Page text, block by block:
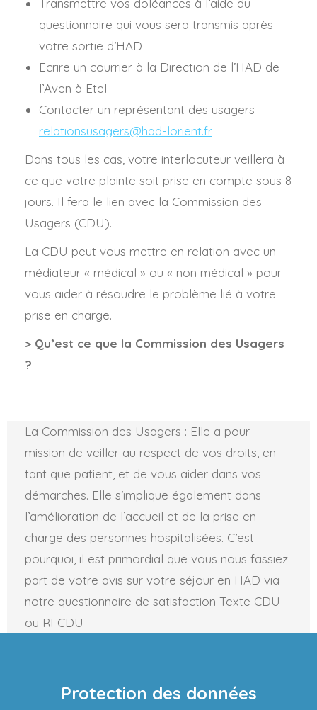
Transmettre vos doléances à l’aide du
questionnaire qui vous sera transmis après
votre sortie d’HAD
Ecrire un courrier à la Direction de l’HAD de
l’Aven à Etel
Contacter un représentant des usagers
relationsusagers@had-lorient.fr
Dans tous les cas, votre interlocuteur veillera à
ce que votre plainte soit prise en compte sous 8
jours. Il fera le lien avec la Commission des
Usagers (CDU).
La CDU peut vous mettre en relation avec un
médiateur « médical » ou « non médical » pour
vous aider à résoudre le problème lié à votre
prise en charge.
> Qu’est ce que la Commission des Usagers
?
La Commission des Usagers : Elle a pour
mission de veiller au respect de vos droits, en
tant que patient, et de vous aider dans vos
démarches. Elle s’implique également dans
l’amélioration de l’accueil et de la prise en
charge des personnes hospitalisées. C’est
pourquoi, il est primordial que vous nous fassiez
part de votre avis sur votre séjour en HAD via
notre questionnaire de satisfaction Texte CDU
ou RI CDU
Protection des données